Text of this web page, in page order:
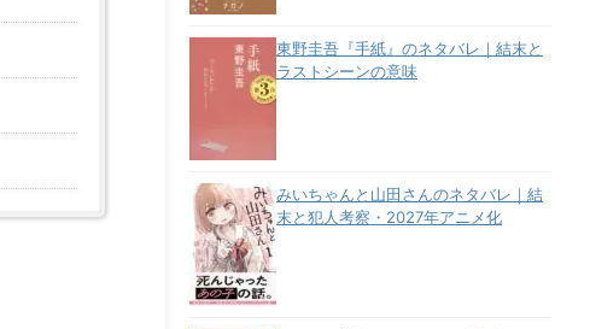
東野圭吾『手紙』のネタバレ｜結末と
ラストシーンの意味
みいちゃんと山田さんのネタバレ｜結
末と犯人考察・2027年アニメ化